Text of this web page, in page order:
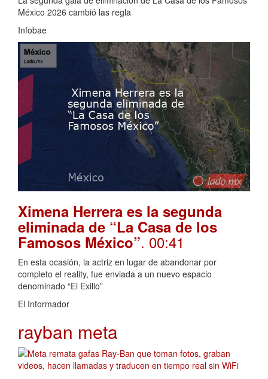
México 2026 cambió las regla
Infobae
Ximena Herrera es la segunda
eliminada de “La Casa de los
Famosos México”. 00:41
En esta ocasión, la actriz en lugar de abandonar por
completo el reality, fue enviada a un nuevo espacio
denominado “El Exilio”
El Informador
rayban meta